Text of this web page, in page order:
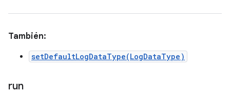
También:
setDefaultLogDataType(LogDataType)
run